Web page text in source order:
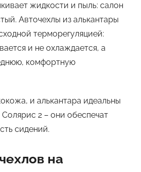
жидкости и пыль: салон
Авточехлы из алькантары
терморегуляцией:
и не охлаждается, а
комфортную
и алькантара идеальны
2 – они обеспечат
сидений.
на